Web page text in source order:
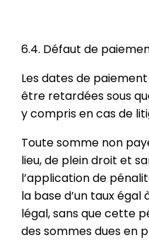
6.4. Défaut de
Les dates de
être retardées sous
y compris en cas de
Toute somme non
lieu, de plein droit et
l’application de
la base d’un taux égal
légal, sans que cette
des sommes dues en